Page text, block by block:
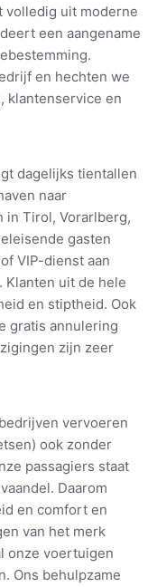
volledig uit moderne
een aangename
en hechten we
klantenservice en
dagelijks tientallen
naar
in Tirol, Vorarlberg,
gasten
VIP-dienst aan
Klanten uit de hele
en stiptheid. Ook
gratis annulering
zijn zeer
vervoeren
ook zonder
passagiers staat
Daarom
en comfort en
van het merk
onze voertuigen
Ons behulpzame